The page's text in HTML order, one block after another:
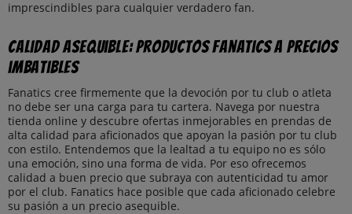
imprescindibles para cualquier verdadero fan.
Calidad asequible: productos Fanatics a precios
imbatibles
Fanatics cree firmemente que la devoción por tu club o atleta
no debe ser una carga para tu cartera. Navega por nuestra
tienda online y descubre ofertas inmejorables en prendas de
alta calidad para aficionados que apoyan la pasión por tu club
con estilo. Entendemos que la lealtad a tu equipo no es sólo
una emoción, sino una forma de vida. Por eso ofrecemos
calidad a buen precio que subraya con autenticidad tu amor
por el club. Fanatics hace posible que cada aficionado celebre
su pasión a un precio asequible.